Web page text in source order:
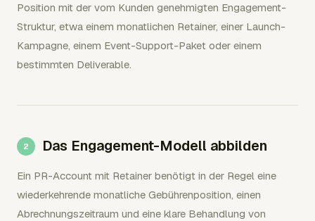
Position mit der vom Kunden genehmigten Engagement-
Struktur, etwa einem monatlichen Retainer, einer Launch-
Kampagne, einem Event-Support-Paket oder einem
bestimmten Deliverable.
Das Engagement-Modell abbilden
Ein PR-Account mit Retainer benötigt in der Regel eine
wiederkehrende monatliche Gebührenposition, einen
Abrechnungszeitraum und eine klare Behandlung von